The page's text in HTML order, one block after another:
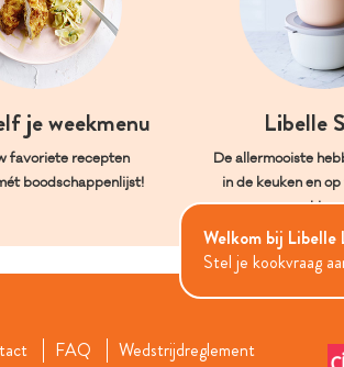
je weekmenu
favoriete recepten
boodschappenlijst!
Libelle
De allermooiste
in de keuken en
hier.
FAQ Wedstrijdreglement
Welkom bij Libelle
Stel je kookvraag